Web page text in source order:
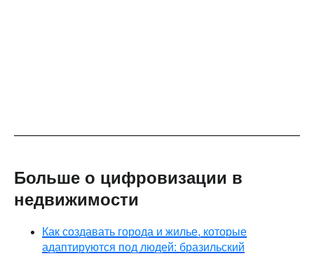
Больше о цифровизации в
недвижимости
Как создавать города и жилье, которые
адаптируются под людей: бразильский